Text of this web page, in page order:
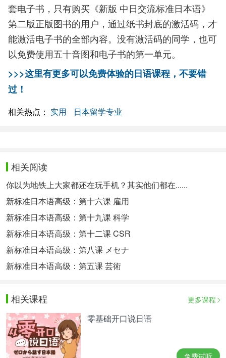
套电子书，只有购买《新版 中日交流标准日本语》
第二版正版图书的用户，通过纸书封底的激活码，才
能激活电子书的全部内容。没有激活码的同学，也可
以免费使用五十音图和电子书的第一单元。
>>>这里有更多可以免费体验的日语课程，不要错
过！
相关热点： 实用 日本留学专业
相关阅读
你以为地铁上大家都还在玩手机？其实他们都在......
新标准日本语高级：第十六课 雇用
新标准日本语高级：第十九课 科学
新标准日本语高级：第十二课 CSR
新标准日本语高级：第八课 メセナ
新标准日本语高级：第五课 芸術
相关课程 更多课程
零基础开口说日语
免费试听